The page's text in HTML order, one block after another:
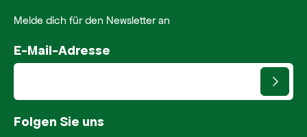
Melde dich für den Newsletter an
E-Mail-Adresse
Folgen Sie uns